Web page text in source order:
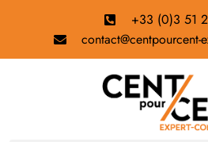
+33 (0)3 51